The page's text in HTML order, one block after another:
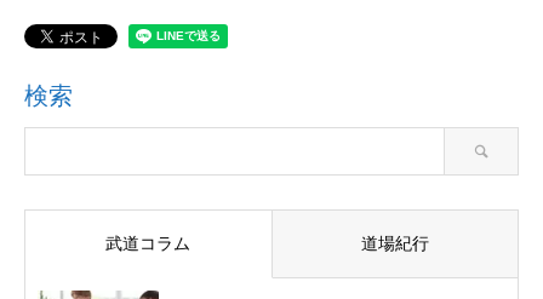
検索
武道コラム 道場紀行